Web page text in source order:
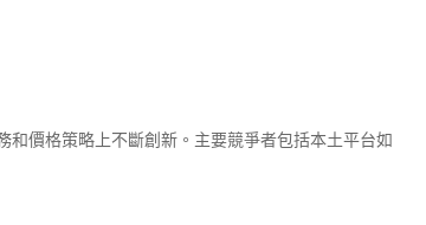
價格策略上不斷創新。主要競爭者包括本土平台如